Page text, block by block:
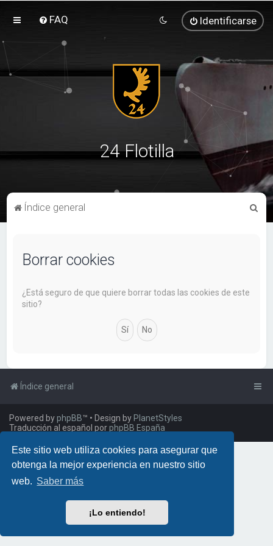
Este sitio web utiliza cookies para asegurar que
obtenga la mejor experiencia en nuestro sitio
web. Saber más
¡Lo entiendo!
FAQ Identificarse
24 Flotilla
Índice general
Borrar cookies
¿Está seguro de que quiere borrar todas las cookies de este
sitio?
Índice general
Powered byphpBB™ • Design byPlanetStyles
Traducción al español porphpBB España